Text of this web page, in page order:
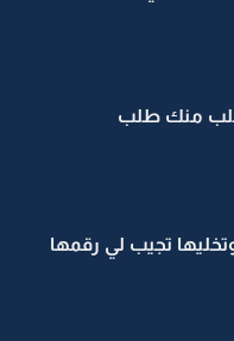
منك طلب
تجيب لي رقمها